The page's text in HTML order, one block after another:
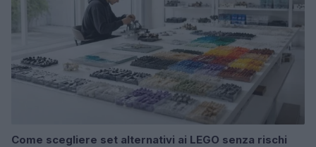
Come scegliere set alternativi ai LEGO senza rischi